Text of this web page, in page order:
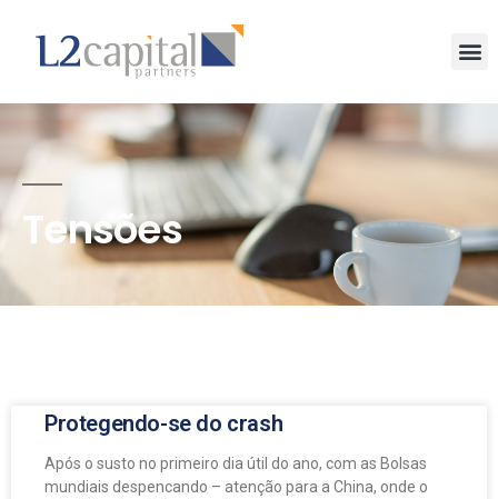
Tensões
Protegendo-se do crash
Após o susto no primeiro dia útil do ano, com as Bolsas
mundiais despencando – atenção para a China, onde o